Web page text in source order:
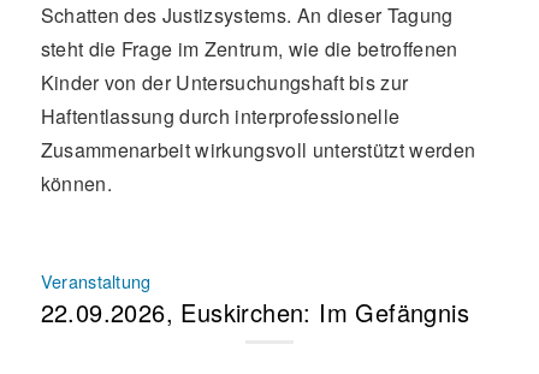
Schatten des Justizsystems. An dieser Tagung
steht die Frage im Zentrum, wie die betroffenen
Kinder von der Untersuchungshaft bis zur
Haftentlassung durch interprofessionelle
Zusammenarbeit wirkungsvoll unterstützt werden
können.
Veranstaltung
22.09.2026, Euskirchen: Im Gefängnis